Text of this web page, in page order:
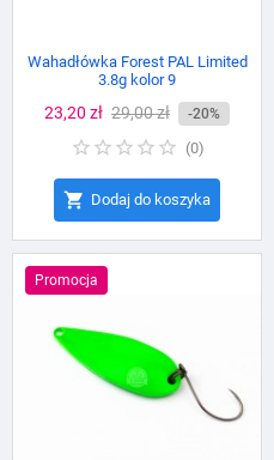
Wahadłówka Forest PAL Limited
3.8g kolor 9
Cena
23,20 zł Cena
podstawowa
29,00 zł -20%
(0)
 Dodaj do koszyka
Promocja